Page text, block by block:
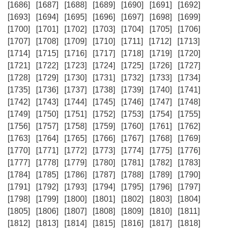
[1686]
[1687] [1688] [1689] [1690] [1691]
[1692]
[1693]
[1694] [1695] [1696] [1697] [1698]
[1699]
[1700]
[1701] [1702] [1703] [1704] [1705]
[1706]
[1707]
[1708] [1709] [1710] [1711] [1712]
[1713]
[1714]
[1715] [1716] [1717] [1718] [1719]
[1720]
[1721]
[1722] [1723] [1724] [1725] [1726]
[1727]
[1728]
[1729] [1730] [1731] [1732] [1733]
[1734]
[1735]
[1736] [1737] [1738] [1739] [1740]
[1741]
[1742]
[1743] [1744] [1745] [1746] [1747]
[1748]
[1749]
[1750] [1751] [1752] [1753] [1754]
[1755]
[1756]
[1757] [1758] [1759] [1760] [1761]
[1762]
[1763]
[1764] [1765] [1766] [1767] [1768]
[1769]
[1770]
[1771] [1772] [1773] [1774] [1775]
[1776]
[1777]
[1778] [1779] [1780] [1781] [1782]
[1783]
[1784]
[1785] [1786] [1787] [1788] [1789]
[1790]
[1791]
[1792] [1793] [1794] [1795] [1796]
[1797]
[1798]
[1799] [1800] [1801] [1802] [1803]
[1804]
[1805]
[1806] [1807] [1808] [1809] [1810]
[1811]
[1812]
[1813] [1814] [1815] [1816] [1817]
[1818]